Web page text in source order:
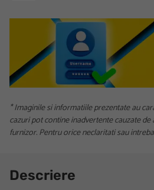
* Imaginile si informatiile prezentate au
cazuri pot contine inadvertente cauzate
furnizor. Pentru orice neclaritati sau
Descriere